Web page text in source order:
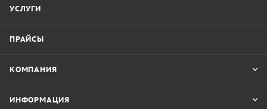
УСЛУГИ
ПРАЙСЫ
КОМПАНИЯ
ИНФОРМАЦИЯ